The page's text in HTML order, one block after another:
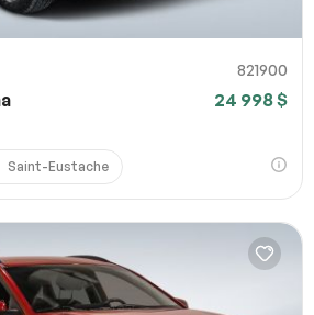
821900
24 998 $
Saint-Eustache